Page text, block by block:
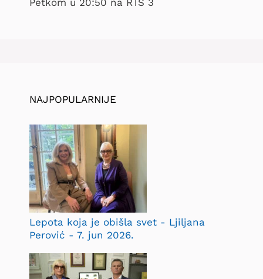
Petkom u 20:50 na RTS 3
NAJPOPULARNIJE
Lepota koja je obišla svet - Ljiljana
Perović - 7. jun 2026.